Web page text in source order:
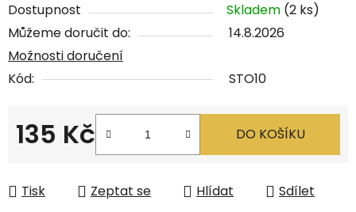
Dostupnost Skladem (2 ks)
Můžeme doručit do:
14.8.2026
Možnosti doručení
Kód:
STO10
135 Kč DO KOŠÍKU
Tisk Zeptat se Hlídat Sdílet